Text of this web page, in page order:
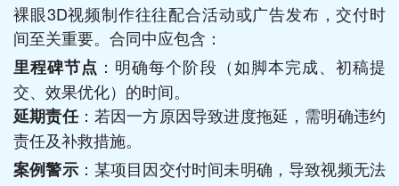
裸眼3D视频制作往往配合活动或广告发布，交付时
间至关重要。合同中应包含：
里程碑节点 ：明确每个阶段（如脚本完成、初稿提
交、效果优化）的时间。
延期责任：若因一方原因导致进度拖延，需明确违约
责任及补救措施。
案例警示：某项目因交付时间未明确，导致视频无法